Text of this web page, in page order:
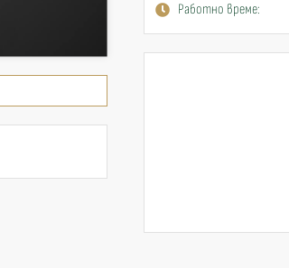
Работно време: